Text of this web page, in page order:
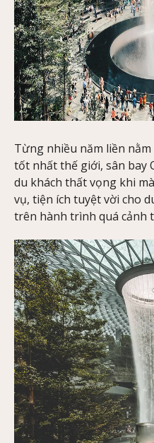
Từng nhiều năm liền
tốt nhất thế giới, sân bay
du khách thất vọng khi
vụ, tiện ích tuyệt vời cho
trên hành trình quá cảnh